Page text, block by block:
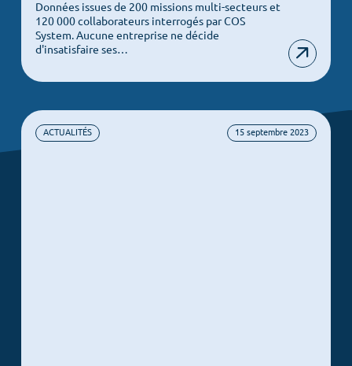
Données issues de 200 missions multi-secteurs et
120 000 collaborateurs interrogés par COS
System. Aucune entreprise ne décide
d'insatisfaire ses…
ACTUALITÉS 15 septembre 2023